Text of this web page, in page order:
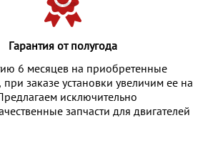
Гарантия от полугода
6 месяцев на приобретенные
заказе установки увеличим ее на
исключительно
запчасти для двигателей